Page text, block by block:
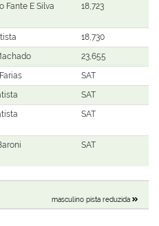
Fante E Silva 18,723
18,730
23,655
SAT
SAT
SAT
SAT
masculino pista reduzida